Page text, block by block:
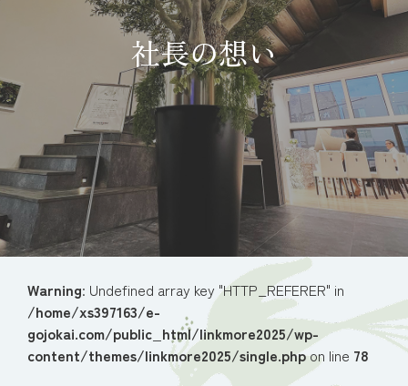
社長の想い
Warning: Undefined array key "HTTP_REFERER" in
/home/xs397163/e-
gojokai.com/public_html/linkmore2025/wp-
content/themes/linkmore2025/single.phpon line 78